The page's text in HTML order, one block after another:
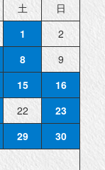
土
日
1
2
8
9
15
16
22
23
29
30